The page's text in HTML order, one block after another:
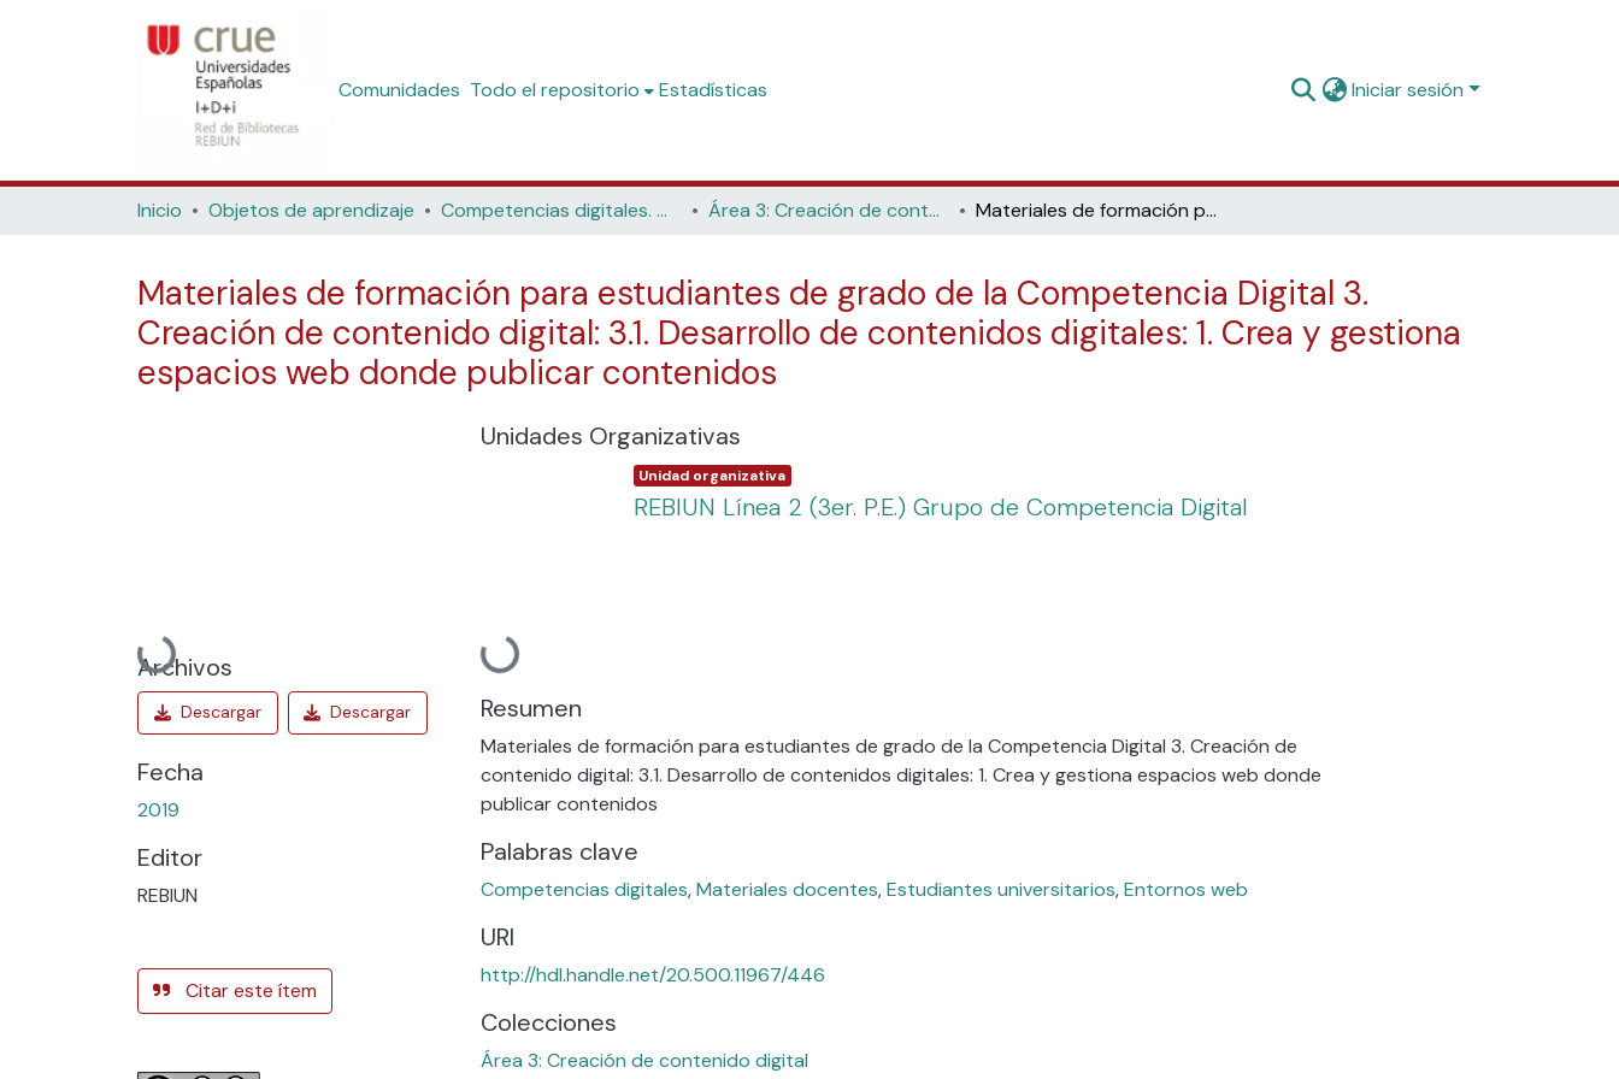
Comunidades Todo el repositorio Estadísticas Iniciar sesión
Inicio Objetos de aprendizaje Competencias digitales. Materiales formativos para estudiantes de grado Área 3: Creación de contenido digital Materiales de formación para estudiantes de grado de la Competencia Digital 3. Creación de contenido digital: 3.1. Desarrollo de contenidos digitales: 1. Crea y gestiona espacios web donde publicar contenidos
Materiales de formación para estudiantes de grado de la Competencia Digital 3.
Creación de contenido digital: 3.1. Desarrollo de contenidos digitales: 1. Crea y gestiona
espacios web donde publicar contenidos
Cargando...
Archivos
Fecha
2019
Editor
REBIUN
Citar este ítem
Unidades Organizativas
Cargando...
Item type:
Unidad organizativa ,
REBIUN Línea 2 (3er. P.E.) Grupo de Competencia Digital
Resumen
Materiales de formación para estudiantes de grado de la Competencia Digital 3. Creación de
contenido digital: 3.1. Desarrollo de contenidos digitales: 1. Crea y gestiona espacios web donde
publicar contenidos
Palabras clave
Competencias digitales,Materiales docentes,Estudiantes universitarios,Entornos web
URI
http://hdl.handle.net/20.500.11967/446
Colecciones
Área 3: Creación de contenido digital